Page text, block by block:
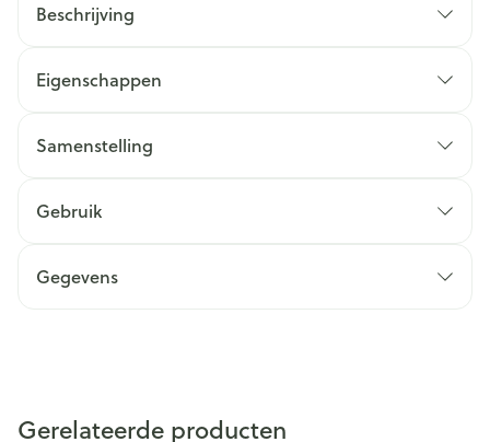
Beschrijving
Eigenschappen
Samenstelling
Gebruik
Gegevens
Gerelateerde producten